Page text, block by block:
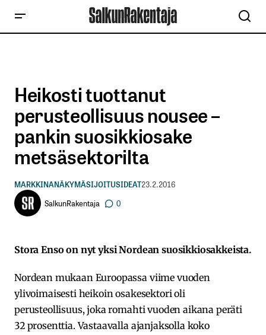
Heikosti tuottanut
perusteollisuus nousee –
pankin suosikkiosake
metsäsektorilta
MARKKINANÄKYMÄSIJOITUSIDEAT23.2.2016
SalkunRakentaja
0
Stora Enso on nyt yksi Nordean suosikkiosakkeista.
Nordean mukaan Euroopassa viime vuoden
ylivoimaisesti heikoin osakesektori oli
perusteollisuus, joka romahti vuoden aikana peräti
32 prosenttia. Vastaavalla ajanjaksolla koko